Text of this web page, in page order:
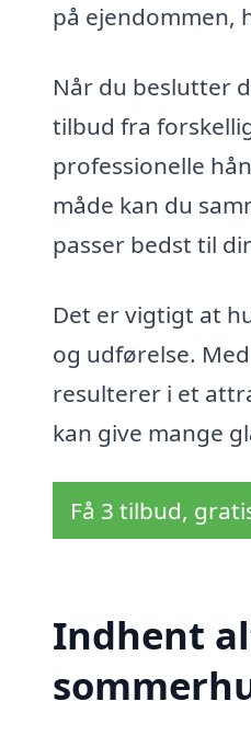
på ejendommen,
Når du beslutter
tilbud fra
professionelle
måde kan du
passer bedst til
Det er vigtigt at
og udførelse.
resulterer i et
kan give mange
Få 3 tilbud,
Indhent